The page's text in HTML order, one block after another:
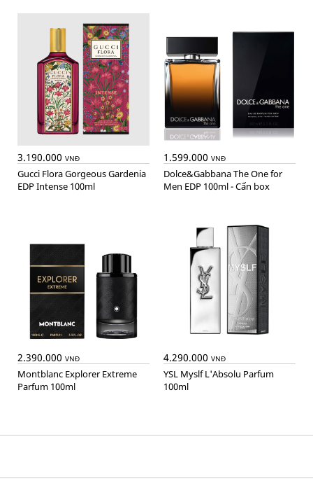
3.190.000 VNĐ
Gucci Flora Gorgeous Gardenia
EDP Intense 100ml
1.599.000 VNĐ
Dolce&Gabbana The One for
Men EDP 100ml - Cấn box
2.390.000 VNĐ
Montblanc Explorer Extreme
Parfum 100ml
4.290.000 VNĐ
YSL Myslf L'Absolu Parfum
100ml